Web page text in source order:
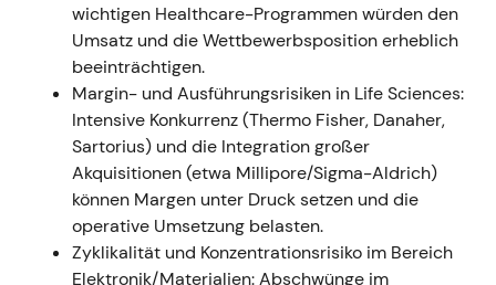
2021 Q2 (berichtet Mai/August 2021) — Starke
operative Ergebnisse und erneut angehobener
Ausblick- Ereignis: Der Konzernumsatz stieg im
zweiten Quartal um 18,2 % auf 4,9 Mrd. €, das
EBITDA pre legte um 46,7 % auf 1,6 Mrd. € zu, der
EPS pre um 72,3 % auf 2,24 €; die Jahresprognose
2021 wurde erneut angehoben (Umsatz 18,8–19,7
Mrd. €; EBITDA pre 5,6–6,0 Mrd. €).[8]-
Einordnung: Merck festigte seinen Ruf als
Wachstumsunternehmen mit mehreren
wichtigen Healthcare-Programmen würden den
Umsatz und die Wettbewerbsposition erheblich
beeinträchtigen.
Margin- und Ausführungsrisiken in Life Sciences:
Intensive Konkurrenz (Thermo Fisher, Danaher,
Sartorius) und die Integration großer
Akquisitionen (etwa Millipore/Sigma-Aldrich)
können Margen unter Druck setzen und die
operative Umsetzung belasten.
Zyklikalität und Konzentrationsrisiko im Bereich
Elektronik/Materialien: Abschwünge im